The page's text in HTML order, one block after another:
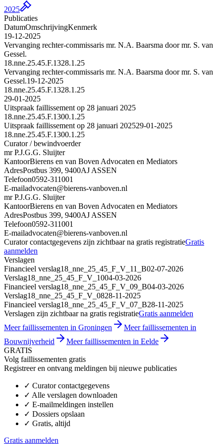
2025
Publicaties
DatumOmschrijvingKenmerk
19-12-2025
Vervanging rechter-commissaris mr. N.A. Baarsma door mr. S. van
Gessel.
18.nne.25.45.F.1328.1.25
Vervanging rechter-commissaris mr. N.A. Baarsma door mr. S. van
Gessel.19-12-2025
18.nne.25.45.F.1328.1.25
29-01-2025
Uitspraak faillissement op 28 januari 2025
18.nne.25.45.F.1300.1.25
Uitspraak faillissement op 28 januari 202529-01-2025
18.nne.25.45.F.1300.1.25
Curator / bewindvoerder
mr P.J.G.G. Sluijter
KantoorBierens en van Boven Advocaten en Mediators
AdresPostbus 399, 9400AJ ASSEN
Telefoon0592-311001
E-mailadvocaten@bierens-vanboven.nl
mr P.J.G.G. Sluijter
KantoorBierens en van Boven Advocaten en Mediators
AdresPostbus 399, 9400AJ ASSEN
Telefoon0592-311001
E-mailadvocaten@bierens-vanboven.nl
Curator contactgegevens zijn zichtbaar na gratis registratieGratis
aanmelden
Verslagen
Financieel verslag18_nne_25_45_F_V_11_B02-07-2026
Verslag18_nne_25_45_F_V_1004-03-2026
Financieel verslag18_nne_25_45_F_V_09_B04-03-2026
Verslag18_nne_25_45_F_V_0828-11-2025
Financieel verslag18_nne_25_45_F_V_07_B28-11-2025
Verslagen zijn zichtbaar na gratis registratieGratis aanmelden
Meer faillissementen in Groningen
Meer faillissementen in
Bouwnijverheid
Meer faillissementen in Eelde
GRATIS
Volg faillissementen gratis
Registreer en ontvang meldingen bij nieuwe publicaties
✓ Curator contactgegevens
✓ Alle verslagen downloaden
✓ E-mailmeldingen instellen
✓ Dossiers opslaan
✓ Gratis, altijd
Gratis aanmelden